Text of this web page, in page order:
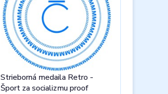
Strieborná medaila Retro -
Šport za socializmu proof